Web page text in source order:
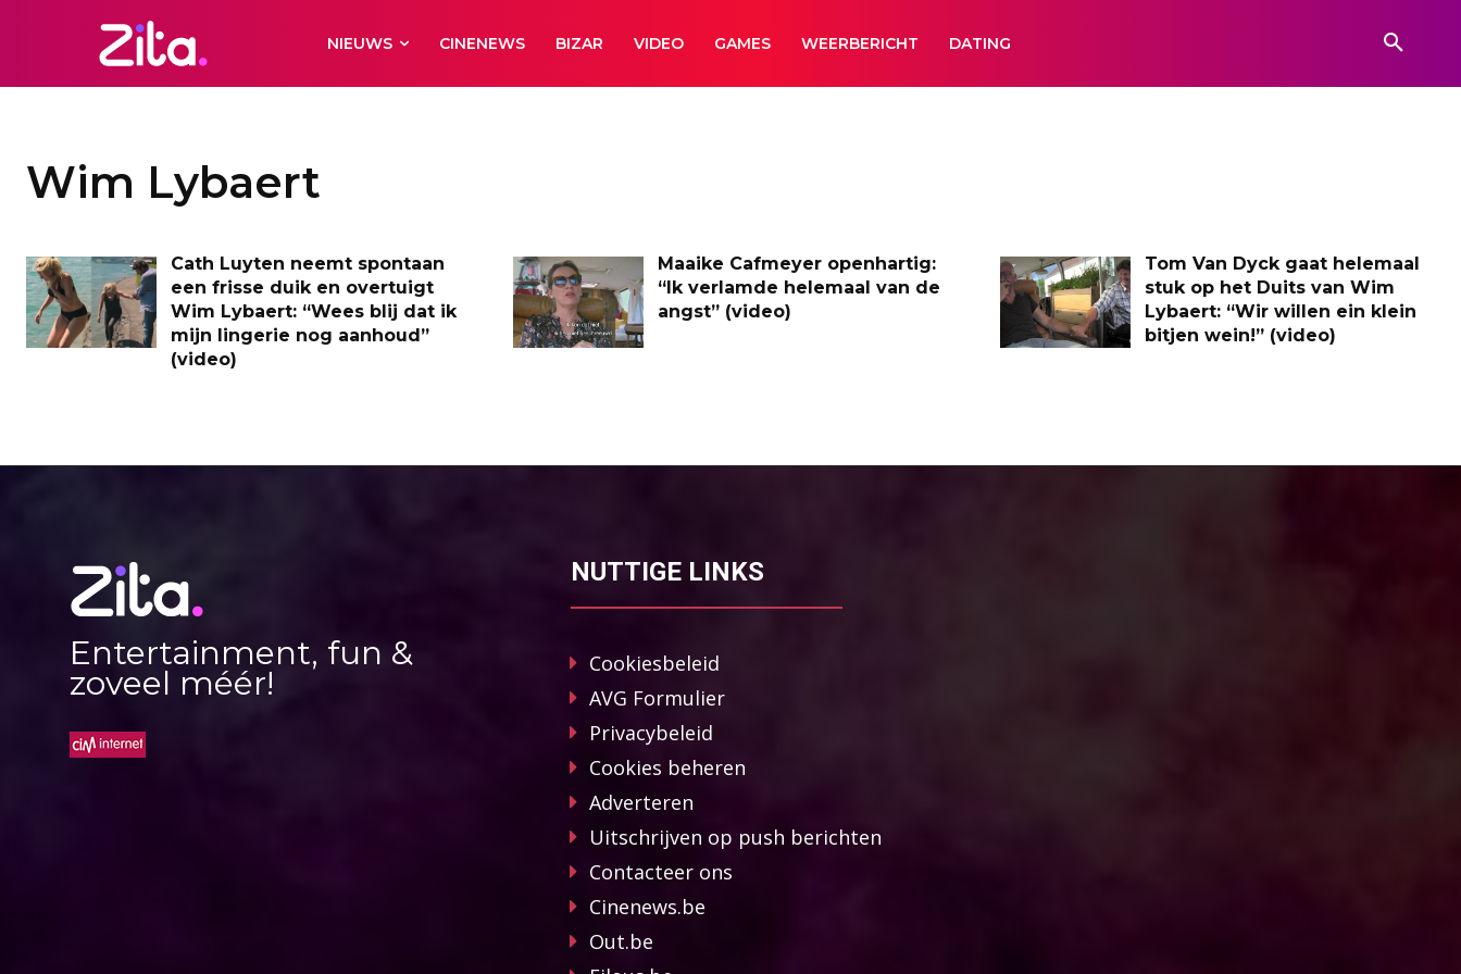
NIEUWS CINENEWS BIZAR VIDEO GAMES WEERBERICHT DATING
Wim Lybaert
Cath Luyten neemt spontaan
een frisse duik en overtuigt
Wim Lybaert: “Wees blij dat ik
mijn lingerie nog aanhoud”
(video)
Maaike Cafmeyer openhartig:
“Ik verlamde helemaal van de
angst” (video)
Tom Van Dyck gaat helemaal
stuk op het Duits van Wim
Lybaert: “Wir willen ein klein
bitjen wein!” (video)
Entertainment, fun &
zoveel méér!
NUTTIGE LINKS
Cookiesbeleid
AVG Formulier
Privacybeleid
Cookies beheren
Adverteren
Uitschrijven op push berichten
Contacteer ons
Cinenews.be
Out.be